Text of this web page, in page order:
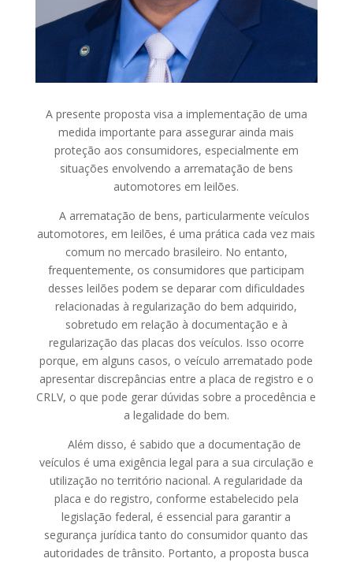
A presente proposta visa a implementação de uma
medida importante para assegurar ainda mais
proteção aos consumidores, especialmente em
situações envolvendo a arrematação de bens
automotores em leilões.
A arrematação de bens, particularmente veículos
automotores, em leilões, é uma prática cada vez mais
comum no mercado brasileiro. No entanto,
frequentemente, os consumidores que participam
desses leilões podem se deparar com dificuldades
relacionadas à regularização do bem adquirido,
sobretudo em relação à documentação e à
regularização das placas dos veículos. Isso ocorre
porque, em alguns casos, o veículo arrematado pode
apresentar discrepâncias entre a placa de registro e o
CRLV, o que pode gerar dúvidas sobre a procedência e
a legalidade do bem.
Além disso, é sabido que a documentação de
veículos é uma exigência legal para a sua circulação e
utilização no território nacional. A regularidade da
placa e do registro, conforme estabelecido pela
legislação federal, é essencial para garantir a
segurança jurídica tanto do consumidor quanto das
autoridades de trânsito. Portanto, a proposta busca